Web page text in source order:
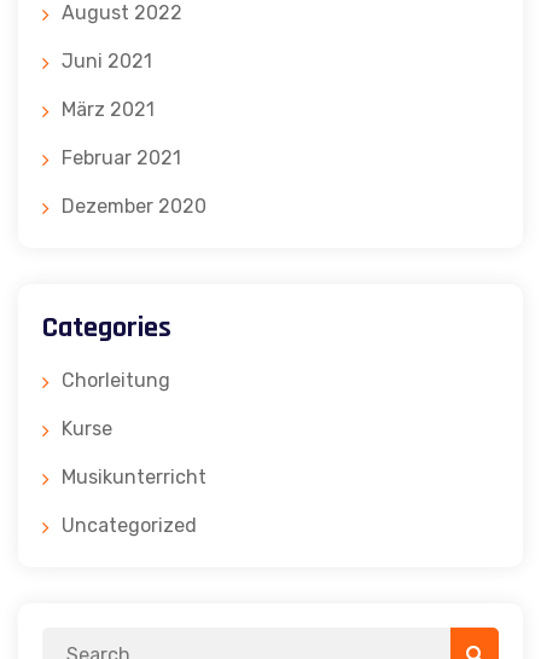
August 2022
Juni 2021
März 2021
Februar 2021
Dezember 2020
Categories
Chorleitung
Kurse
Musikunterricht
Uncategorized
Search Search